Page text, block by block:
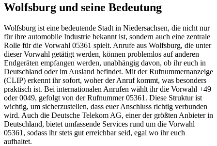
Wolfsburg und seine Bedeutung
Wolfsburg ist eine bedeutende Stadt in Niedersachsen, die nicht nur
für ihre automobile Industrie bekannt ist, sondern auch eine zentrale
Rolle für die Vorwahl 05361 spielt. Anrufe aus Wolfsburg, die unter
dieser Vorwahl getätigt werden, können problemlos auf anderen
Endgeräten empfangen werden, unabhängig davon, ob ihr euch in
Deutschland oder im Ausland befindet. Mit der Rufnummernanzeige
(CLIP) erkennt ihr sofort, woher der Anruf kommt, was besonders
praktisch ist. Bei internationalen Anrufen wählt ihr die Vorwahl +49
oder 0049, gefolgt von der Rufnummer 05361. Diese Struktur ist
wichtig, um sicherzustellen, dass euer Anschluss richtig verbunden
wird. Auch die Deutsche Telekom AG, einer der größten Anbieter in
Deutschland, bietet umfassende Services rund um die Vorwahl
05361, sodass ihr stets gut erreichbar seid, egal wo ihr euch
aufhaltet.